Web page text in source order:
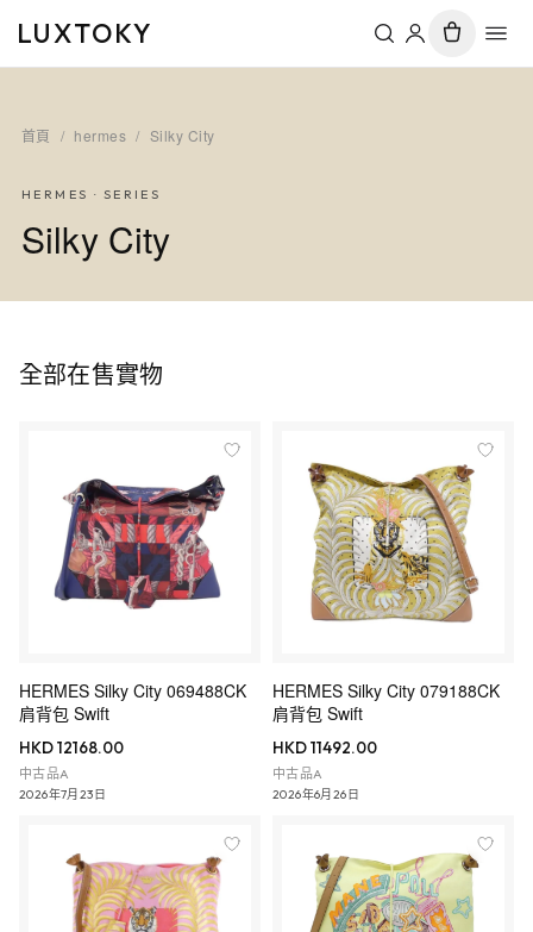
LUXTOKY
首頁 / hermes / Silky City
HERMES · SERIES
Silky City
全部在售實物
HERMES Silky City 069488CK
肩背包 Swift
HKD 12168.00
中古品A
2026年7月23日
HERMES Silky City 079188CK
肩背包 Swift
HKD 11492.00
中古品A
2026年6月26日